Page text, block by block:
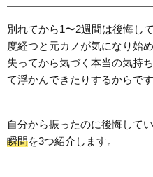
別れてから1〜2週間は後悔し
度経つと元カノが気になり始
失ってから気づく本当の気持
て浮かんできたりするからです
自分から振ったのに後悔して
瞬間を3つ紹介します。